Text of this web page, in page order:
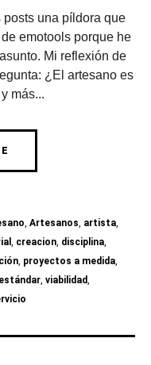
una píldora que
emotools porque he
Mi reflexión de
¿El artesano es
más...
, Artesanos, artista,
, creacion, disciplina,
, proyectos a medida,
, viabilidad,